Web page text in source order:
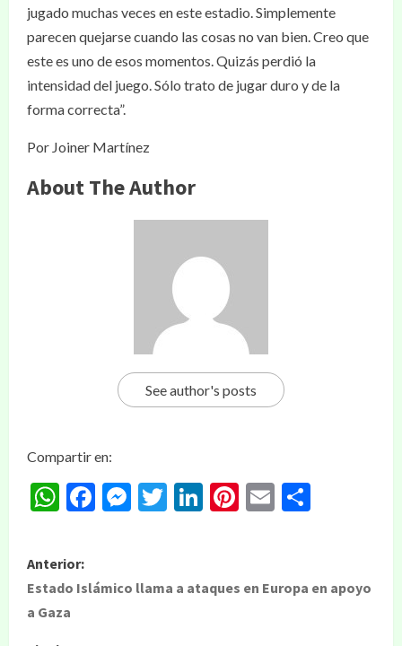
jugado muchas veces en este estadio. Simplemente
parecen quejarse cuando las cosas no van bien. Creo que
este es uno de esos momentos. Quizás perdió la
intensidad del juego. Sólo trato de jugar duro y de la
forma correcta”.
Por Joiner Martínez
About The Author
See author's posts
Compartir en:
WhatsApp
Facebook
Messenger
Twitter
LinkedIn
Pinterest
Email
Anterior:
Estado Islámico llama a ataques en Europa en apoyo
a Gaza